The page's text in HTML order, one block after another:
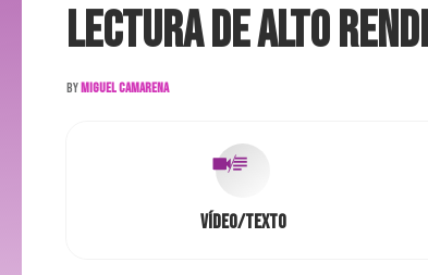
Lectura de Alto
ByMiguel Camarena
Vídeo/Texto